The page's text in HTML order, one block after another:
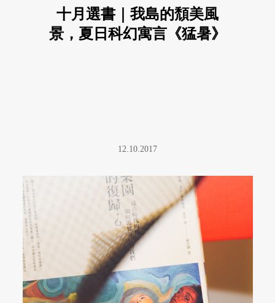
十月選書｜我島的頹美風
景，夏日科幻寓言《猛暑》
12.10.2017